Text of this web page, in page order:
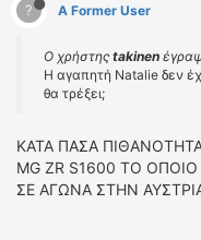
? A Former User
Ο χρήστης takinen
Η αγαπητή Natalie δεν
θα τρέξει;
ΚΑΤΑ ΠΑΣΑ
MG ZR S1600 ΤΟ
ΣΕ ΑΓΩΝΑ ΣΤΗΝ